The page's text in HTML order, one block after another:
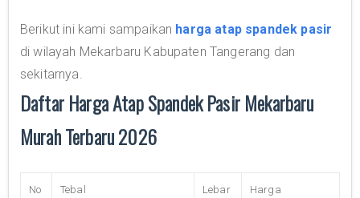
Berikut ini kami sampaikan harga atap spandek pasir
di wilayah Mekarbaru Kabupaten Tangerang dan
sekitarnya.
Daftar Harga Atap Spandek Pasir Mekarbaru
Murah Terbaru 2026
No Tebal Lebar Harga